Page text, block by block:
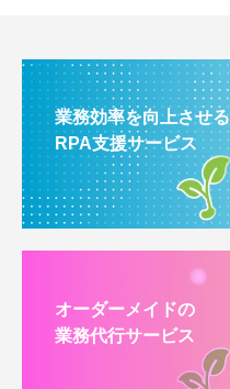
業務効率を向上させる
RPA支援サービス
オーダーメイドの
業務代行サービス